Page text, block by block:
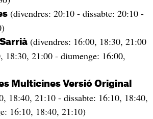
(divendres: 20:10 - dissabte: 20:10 -
(divendres: 16:00, 18:30, 21:00
18:30, 21:00 - diumenge: 16:00,
Multicines Versió Original
18:40, 21:10 - dissabte: 16:10, 18:40,
16:10, 18:40, 21:10)